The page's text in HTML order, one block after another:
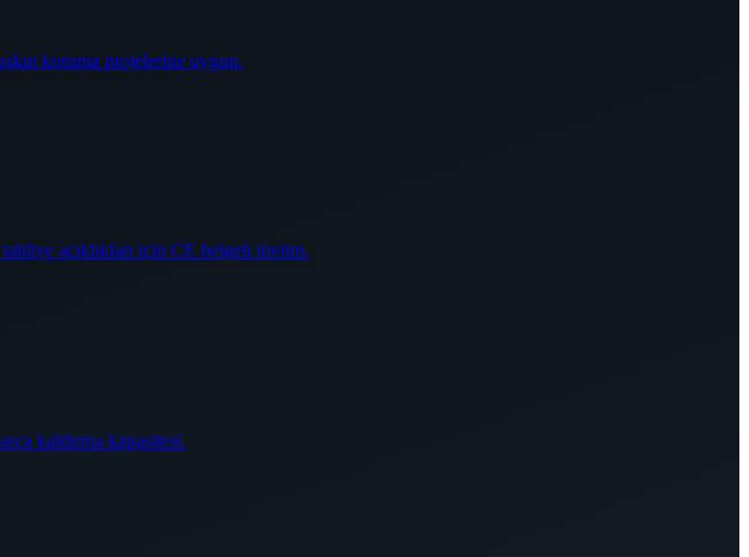
koruma projelerine uygun.
açıklıkları için CE belgeli üretim.
kaldırma kapasitesi.